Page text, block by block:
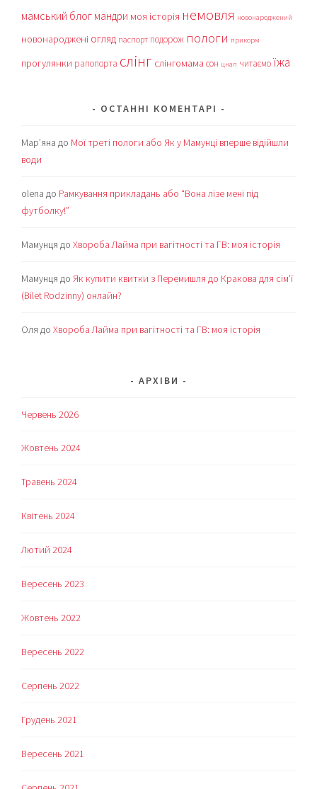
мамський блог мандри моя історія немовля новонароджений
новонароджені огляд паспорт подорож пологи прикорм
прогулянки рапопорта слінг слінгомама сон цнап читаємоїжа
ОСТАННІ КОМЕНТАРІ
Мар’яна до Мої треті пологи або Як у Мамунці вперше відійшли
води
olena до Рамкування прикладань або “Вона лізе мені під
футболку!”
Мамунця доХвороба Лайма при вагітності та ГВ: моя історія
Мамунця до Як купити квитки з Перемишля до Кракова для сім’ї
(Bilet Rodzinny) онлайн?
Оля доХвороба Лайма при вагітності та ГВ: моя історія
АРХІВИ
Червень 2026
Жовтень 2024
Травень 2024
Квітень 2024
Лютий 2024
Вересень 2023
Жовтень 2022
Вересень 2022
Серпень 2022
Грудень 2021
Вересень 2021